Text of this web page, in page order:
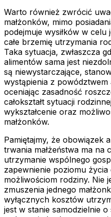
Warto również zwrócić
małżonków, mimo
podejmuje wysiłków w celu
całe brzemię utrzymania
Taka sytuacja, zwłaszcza
alimentów sama jest
są niewystarczające,
wystąpienia z powództwem
oceniając zasadność
całokształt sytuacji
wykształcenie oraz
małżonków.
Pamiętajmy, że obowiązek
trwania małżeństwa ma na
utrzymanie wspólnego
zapewnienie poziomu życia
możliwościom rodziny. Nie
zmuszenia jednego
wyłącznych kosztów
jest w stanie samodzielnie